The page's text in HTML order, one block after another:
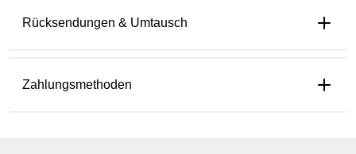
Rücksendungen & Umtausch
Zahlungsmethoden